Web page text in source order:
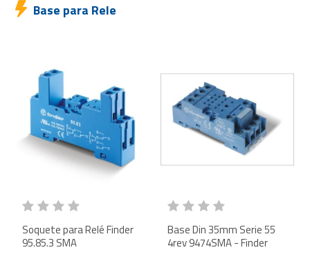
Base para Rele
Soquete para Relé Finder
95.85.3 SMA
Base Din 35mm Serie 55
4rev 9474SMA - Finder